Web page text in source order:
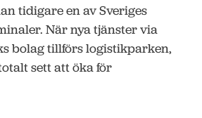
tidigare en av Sveriges
När nya tjänster via
bolag tillförs logistikparken,
sett att öka för